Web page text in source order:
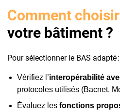
Comment
votre bâtiment ?
Pour sélectionner le BAS adapté :
Vérifiez l’interopérabilité
protocoles utilisés (Bacnet,
Évaluez lesfonctions